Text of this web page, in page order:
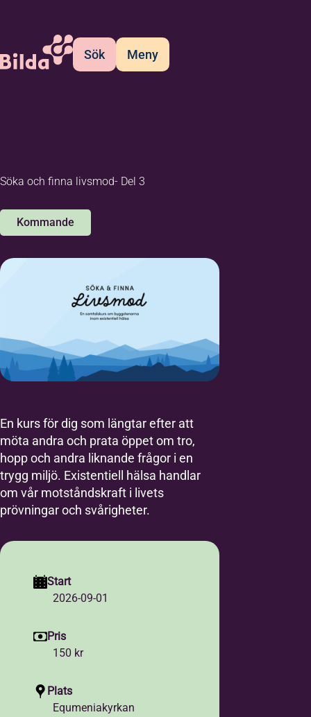
Sök Meny
Söka och finna livsmod- Del 3
Kommande
En kurs för dig som längtar efter att
möta andra och prata öppet om tro,
hopp och andra liknande frågor i en
trygg miljö. Existentiell hälsa handlar
om vår motståndskraft i livets
prövningar och svårigheter.
Start
2026-09-01
Pris
150 kr
Plats
Equmeniakyrkan